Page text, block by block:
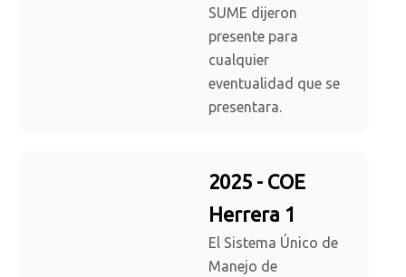
SUME dijeron
presente para
cualquier
eventualidad que se
presentara.
2025 - COE
Herrera 1
El Sistema Único de
Manejo de